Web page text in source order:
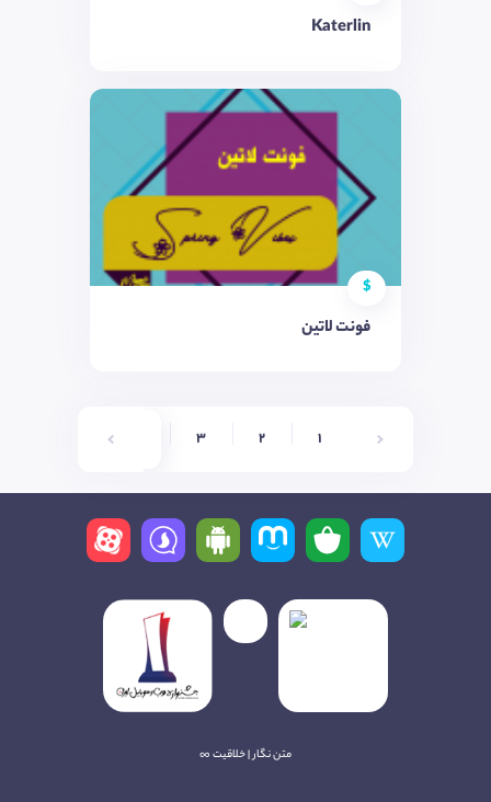
Katerlin
$
فونت لاتین
1
2
3
متن نگار | خلاقیت ∞